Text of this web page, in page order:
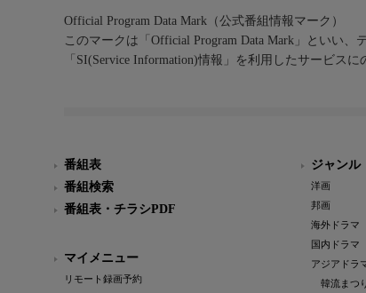
Official Program Data Mark（公式番組情報マーク）
このマークは「Official Program Data Mark」といい、
「SI(Service Information)情報」を利用したサービス
番組表
番組検索
番組表・チラシPDF
マイメニュー
リモート録画予約
ジャンル
洋画
邦画
海外ドラマ
国内ドラマ
アジアドラ
韓流まつり